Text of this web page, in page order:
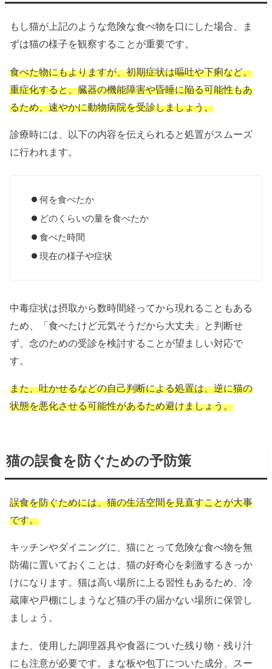
もし猫が上記のような危険な食べ物を口にした場合、ま
ずは猫の様子を観察することが重要です。
食べた物にもよりますが、初期症状は嘔吐や下痢など。
重症化すると、臓器の機能障害や昏睡に陥る可能性もあ
るため、速やかに動物病院を受診しましょう。
診療時には、以下の内容を伝えられると処置がスムーズ
に行われます。
何を食べたか
どのくらいの量を食べたか
食べた時間
現在の様子や症状
中毒症状は摂取から数時間経ってから現れることもある
ため、「食べたけど元気そうだから大丈夫」と判断せ
ず、念のための受診を検討することが望ましい対応で
す。
また、吐かせるなどの自己判断による処置は、逆に猫の
状態を悪化させる可能性があるため避けましょう。
猫の誤食を防ぐための予防策
誤食を防ぐためには、猫の生活空間を見直すことが大事
です。
キッチンやダイニングに、猫にとって危険な食べ物を無
防備に置いておくことは、猫の好奇心を刺激するきっか
けになります。猫は高い場所に上る習性もあるため、冷
蔵庫や戸棚にしまうなど猫の手の届かない場所に保管し
ましょう。
また、使用した調理器具や食器についた残り物・残り汁
にも注意が必要です。まな板や包丁についた成分、スー